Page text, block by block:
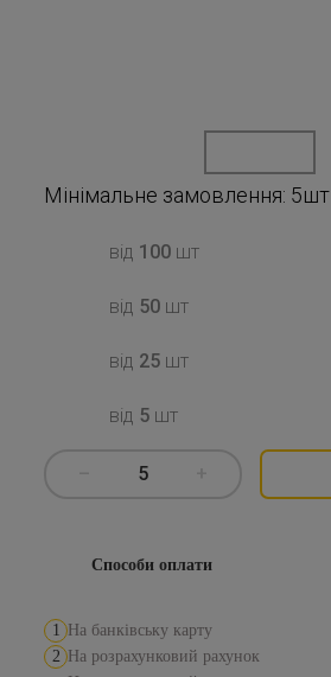
Мінімальне замовлення: 5шт
від 100шт
від 50шт
від 25шт
від 5шт
5
Способи оплати
1
На банківську карту
2
На розрахунковий рахунок